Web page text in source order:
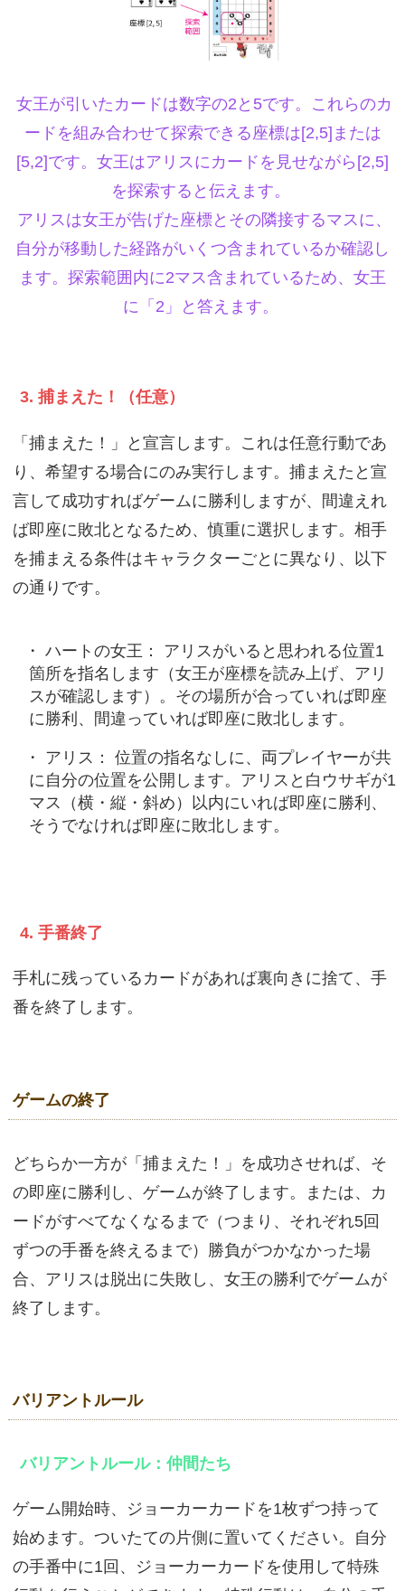
女王が引いたカードは数字の2と5です。これらのカ
ードを組み合わせて探索できる座標は[2,5]または
[5,2]です。女王はアリスにカードを見せながら[2,5]
を探索すると伝えます。
アリスは女王が告げた座標とその隣接するマスに、
自分が移動した経路がいくつ含まれているか確認し
ます。探索範囲内に2マス含まれているため、女王
に「2」と答えます。
3. 捕まえた！（任意）
「捕まえた！」と宣言します。これは任意行動であ
り、希望する場合にのみ実行します。捕まえたと宣
言して成功すればゲームに勝利しますが、間違えれ
ば即座に敗北となるため、慎重に選択します。相手
を捕まえる条件はキャラクターごとに異なり、以下
の通りです。
ハートの女王： アリスがいると思われる位置1
箇所を指名します（女王が座標を読み上げ、アリ
スが確認します）。その場所が合っていれば即座
に勝利、間違っていれば即座に敗北します。
アリス： 位置の指名なしに、両プレイヤーが共
に自分の位置を公開します。アリスと白ウサギが1
マス（横・縦・斜め）以内にいれば即座に勝利、
そうでなければ即座に敗北します。
4. 手番終了
手札に残っているカードがあれば裏向きに捨て、手
番を終了します。
ゲームの終了
どちらか一方が「捕まえた！」を成功させれば、そ
の即座に勝利し、ゲームが終了します。または、カ
ードがすべてなくなるまで（つまり、それぞれ5回
ずつの手番を終えるまで）勝負がつかなかった場
合、アリスは脱出に失敗し、女王の勝利でゲームが
終了します。
バリアントルール
バリアントルール：仲間たち
ゲーム開始時、ジョーカーカードを1枚ずつ持って
始めます。ついたての片側に置いてください。自分
の手番中に1回、ジョーカーカードを使用して特殊